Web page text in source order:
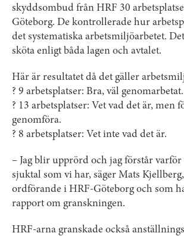
skyddsombud från HRF 30
Göteborg. De kontrollerade hur
det systematiska arbetsmiljöarbetet.
sköta enligt båda lagen och avtalet.
Här är resultatet då det gäller
? 9 arbetsplatser: Bra, väl genomarbetat.
? 13 arbetsplatser: Vet vad det är, men
genomföra.
? 8 arbetsplatser: Vet inte vad det är.
– Jag blir upprörd och jag förstår varför
sjuktal som vi har, säger Mats
ordförande i HRF-Göteborg och som
rapport om granskningen.
HRF-arna granskade också